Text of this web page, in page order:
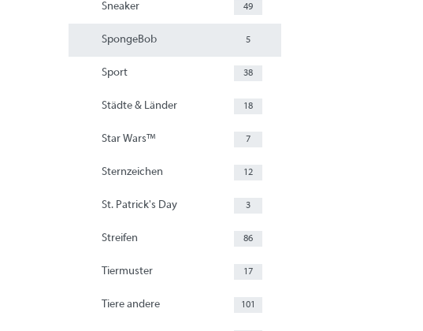
Sneaker 49
SpongeBob 5
Sport 38
Städte & Länder 18
Star Wars™ 7
Sternzeichen 12
St. Patrick's Day 3
Streifen 86
Tiermuster 17
Tiere andere 101